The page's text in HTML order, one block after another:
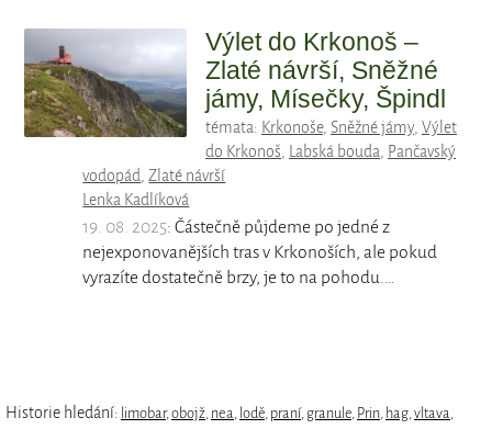
Výlet do Krkonoš –
Zlaté návrší, Sněžné
jámy, Mísečky, Špindl
témata: Krkonoše, Sněžné jámy, Výlet
do Krkonoš, Labská bouda, Pančavský
vodopád,Zlaté návrší
Lenka Kadlíková
19. 08. 2025: Částečně půjdeme po jedné z
nejexponovanějších tras v Krkonoších, ale pokud
vyrazíte dostatečně brzy, je to na pohodu.…
Historie hledání: limobar,obojž, nea, lodě, praní, granule, Prin, hag,vltava,